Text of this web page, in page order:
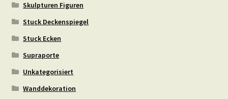
Skulpturen Figuren
Stuck Deckenspiegel
Stuck Ecken
Supraporte
Unkategorisiert
Wanddekoration